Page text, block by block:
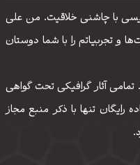
با چاشنی خلاقیت. من علی
و تجربیاتم را با شما دوستان
آثار گرافیکی تحت گواهی
رایگان تنها با ذکر منبع مجاز